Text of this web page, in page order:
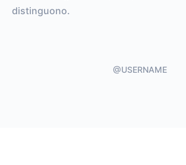
distinguono.
@USERNAME